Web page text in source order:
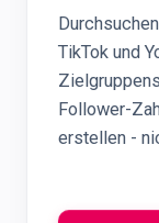
TikTok und
Follower-
erstellen -